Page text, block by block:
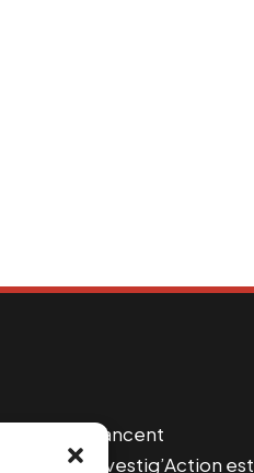
guerres financent
2004, Investig’Action est